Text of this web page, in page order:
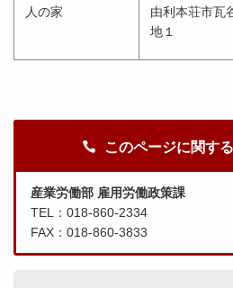
人の家
由利本荘市瓦
地１
このページに関す
産業労働部 雇用労働政策課
TEL：018-860-2334
FAX：018-860-3833